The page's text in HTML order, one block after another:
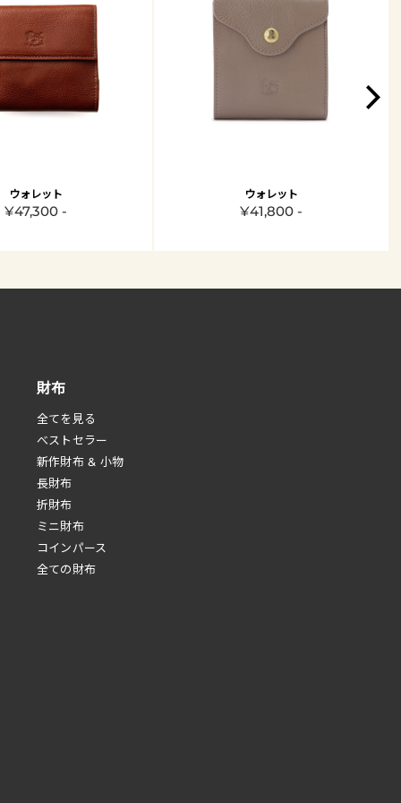
ウォレット
¥47,300 -
ウォレット
¥41,800 -
財布
全てを見る
べストセラー
新作財布 & 小物
長財布
折財布
ミニ財布
コインパース
全ての財布